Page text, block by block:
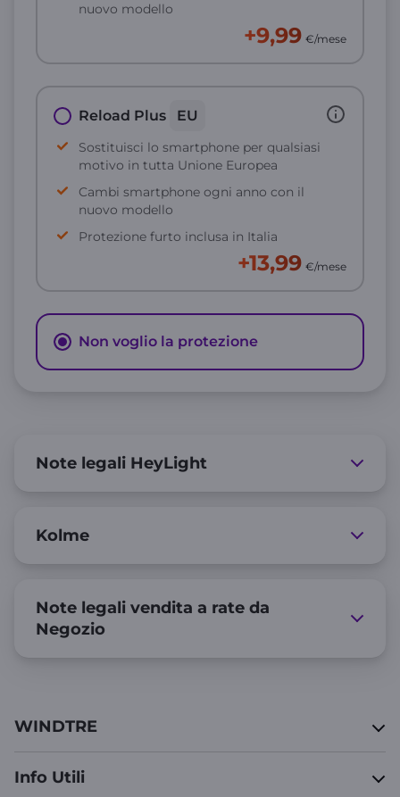
nuovo modello
+9,99 €/mese
Reload Plus EU
Sostituisci lo smartphone per qualsiasi
motivo in tutta Unione Europea
Cambi smartphone ogni anno con il
nuovo modello
Protezione furto inclusa in Italia
+13,99 €/mese
Non voglio la protezione
Note legali HeyLight
Kolme
Note legali vendita a rate da
Negozio
WINDTRE
Info Utili